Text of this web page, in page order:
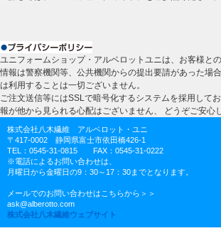
ユニフォームショップ・アルベロットユニは、お客様と
情報は警察機関等、公共機関からの提出要請があった場
は利用することは一切ございません。
ご注文送信等にはSSLで暗号化するシステムを採用して
報が他から見られる心配はございません、 どうぞご安心
株式会社八木繊維 アルベロット・ユニ
〒417-0002 静岡県富士市依田橋426-1
TEL：0545-31-0815 FAX：0545-31-0222
※電話によるお問い合わせは、
月曜日から金曜日の9：30～17：30までとなります。
メールでのお問い合わせはこちらから＞＞
ask@alberotto.com
株式会社八木繊維ウェブサイト